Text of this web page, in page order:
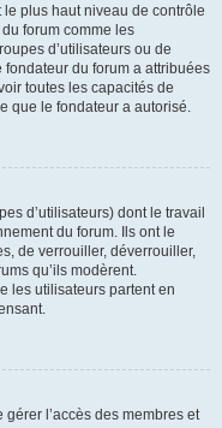
plus haut niveau de contrôle
forum comme les
d’utilisateurs ou de
du forum a attribuées
toutes les capacités de
que le fondateur a autorisé.
d’utilisateurs) dont le travail
du forum. Ils ont le
de verrouiller, déverrouiller,
qu’ils modèrent.
les utilisateurs partent en
l’accès des membres et